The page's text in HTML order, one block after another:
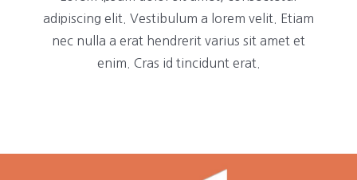
adipiscing elit. Vestibulum a lorem velit. Etiam
nec nulla a erat hendrerit varius sit amet et
enim. Cras id tincidunt erat.